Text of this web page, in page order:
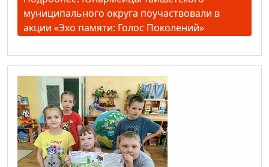
муниципального округа поучаствовали в
акции «Эхо памяти: Голос Поколений»